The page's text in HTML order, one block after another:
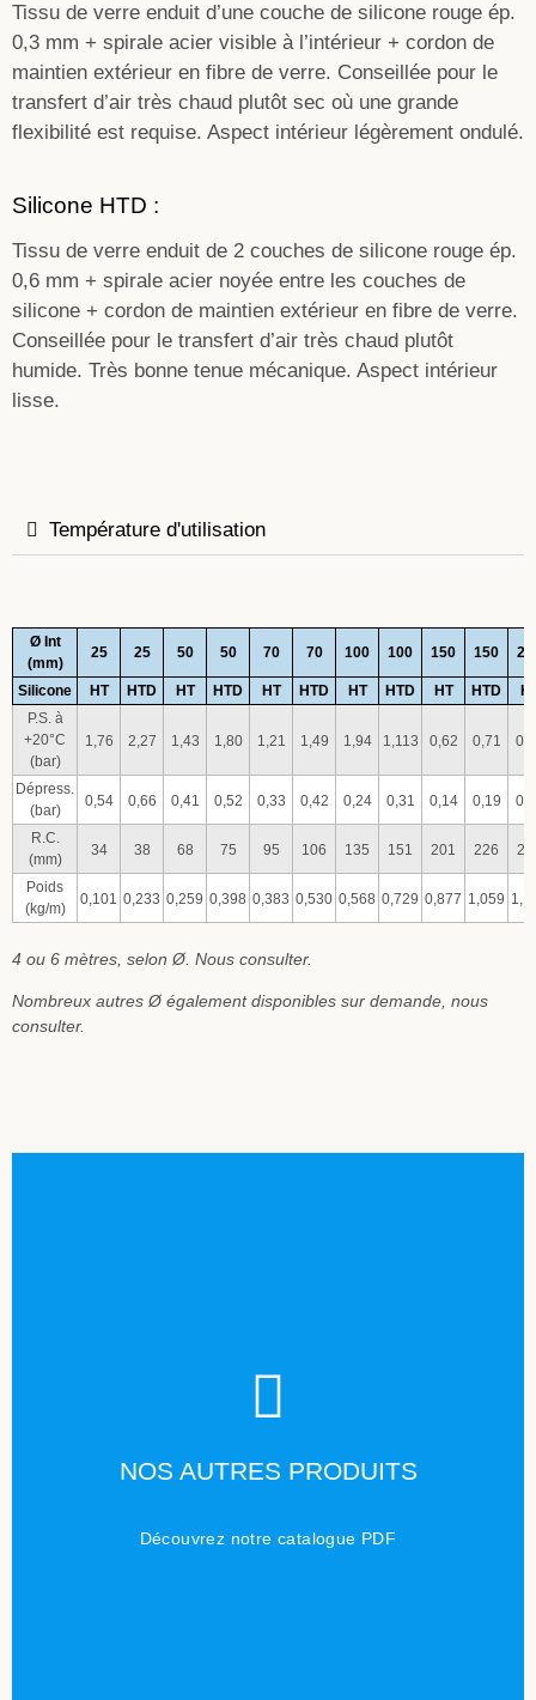
Tissu de verre enduit d’une couche de silicone rouge ép.
0,3 mm + spirale acier visible à l’intérieur + cordon de
maintien extérieur en fibre de verre. Conseillée pour le
transfert d’air très chaud plutôt sec où une grande
flexibilité est requise. Aspect intérieur légèrement ondulé.
Silicone HTD :
Tissu de verre enduit de 2 couches de silicone rouge ép.
0,6 mm + spirale acier noyée entre les couches de
silicone + cordon de maintien extérieur en fibre de verre.
Conseillée pour le transfert d’air très chaud plutôt
humide. Très bonne tenue mécanique. Aspect intérieur
lisse.
Température d'utilisation
Ø Int
(mm)
25 25 50 50 70 70 100 100 150 150
Silicone HT HTD HT HTD HT HTD HT HTD HT HTD
P.S. à
+20°C
(bar)
1,76 2,27 1,43 1,80 1,21 1,49 1,94 1,113 0,62 0,71
Dépress.
(bar)
0,54 0,66 0,41 0,52 0,33 0,42 0,24 0,31 0,14 0,19
R.C.
(mm)
34 38 68 75 95 106 135 151 201 226
Poids
(kg/m)
0,101 0,233 0,259 0,398 0,383 0,530 0,568 0,729 0,877 1,059
4 ou 6 mètres, selon Ø. Nous consulter.
Nombreux autres Ø également disponibles sur demande, nous
consulter.
NOS AUTRES PRODUITS
Découvrez notre catalogue PDF
TÉLÉCHARGER